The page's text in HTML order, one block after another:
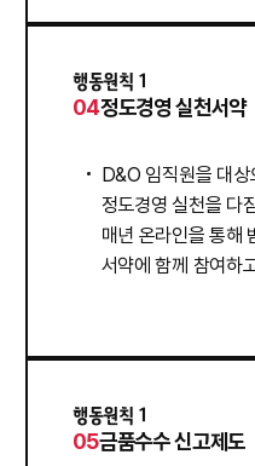
행동원칙 1
04정도경영 실천서약
D&O 임직원을 대
정도경영 실천을 다
매년 온라인을 통해
서약에 함께 참여하
행동원칙 1
05금품수수 신고제도